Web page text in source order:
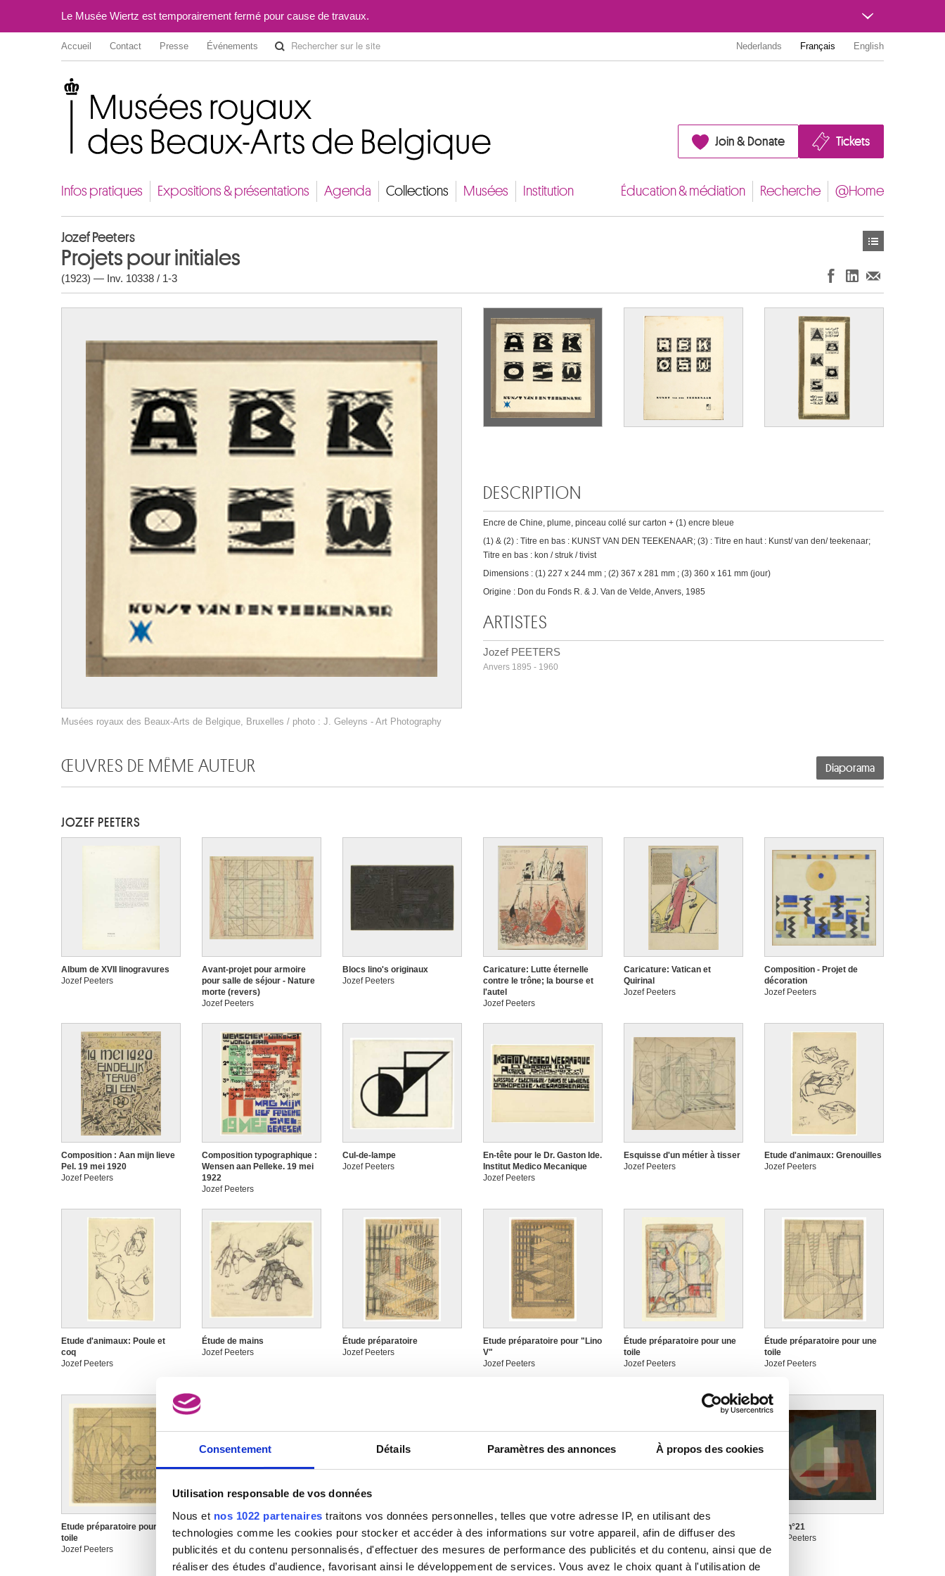
Consentement Détails Paramètres des annonces À propos des cookies
Utilisation responsable de vos données
Nous et nos 1022 partenaires traitons vos données personnelles, telles que votre adresse IP, en utilisant des
technologies comme les cookies pour stocker et accéder à des informations sur votre appareil, afin de diffuser des
publicités et du contenu personnalisés, d'effectuer des mesures de performance des publicités et du contenu, ainsi que de
réaliser des études d’audience, favorisant ainsi le développement de services. Vous avez le choix quant à l'utilisation de
Le Musée Wiertz est temporairement fermé pour cause de travaux.
Accueil Contact Presse Événements Nederlands Français English
Join & Donate Tickets
Infos pratiques Expositions & présentations Agenda Collections Musées Institution Éducation & médiation Recherche @Home
Jozef Peeters
Projets pour initiales
(1923) — Inv. 10338 / 1-3
Musées royaux des Beaux-Arts de Belgique, Bruxelles / photo : J. Geleyns - Art Photography
DESCRIPTION
Encre de Chine, plume, pinceau collé sur carton + (1) encre bleue
(1) & (2) : Titre en bas : KUNST VAN DEN TEEKENAAR; (3) : Titre en haut : Kunst/ van den/ teekenaar;
Titre en bas : kon / struk / tivist
Dimensions : (1) 227 x 244 mm ; (2) 367 x 281 mm ; (3) 360 x 161 mm (jour)
Origine : Don du Fonds R. & J. Van de Velde, Anvers, 1985
ARTISTES
Jozef PEETERS
Anvers 1895 - 1960
ŒUVRES DE MÊME AUTEUR Diaporama
JOZEF PEETERS
Album de XVII linogravures
Jozef Peeters
Avant-projet pour armoire
pour salle de séjour - Nature
morte (revers)
Jozef Peeters
Blocs lino's originaux
Jozef Peeters
Caricature: Lutte éternelle
contre le trône; la bourse et
l'autel
Jozef Peeters
Caricature: Vatican et
Quirinal
Jozef Peeters
Composition - Projet de
décoration
Jozef Peeters
Composition : Aan mijn lieve
Pel. 19 mei 1920
Jozef Peeters
Composition typographique :
Wensen aan Pelleke. 19 mei
1922
Jozef Peeters
Cul-de-lampe
Jozef Peeters
En-tête pour le Dr. Gaston Ide.
Institut Medico Mecanique
Jozef Peeters
Esquisse d'un métier à tisser
Jozef Peeters
Etude d'animaux: Grenouilles
Jozef Peeters
Etude d'animaux: Poule et
coq
Jozef Peeters
Étude de mains
Jozef Peeters
Étude préparatoire
Jozef Peeters
Etude préparatoire pour "Lino
V"
Jozef Peeters
Étude préparatoire pour une
toile
Jozef Peeters
Étude préparatoire pour une
toile
Jozef Peeters
Etude préparatoire pour une
toile
Jozef Peeters
Etude préparatoire pour une
toile
Jozef Peeters
Jozef Peeters
Étude tête Heracles (1)
Jozef Peeters
Étude tête Heracles (2)
Jozef Peeters
Huile n°21
Jozef Peeters